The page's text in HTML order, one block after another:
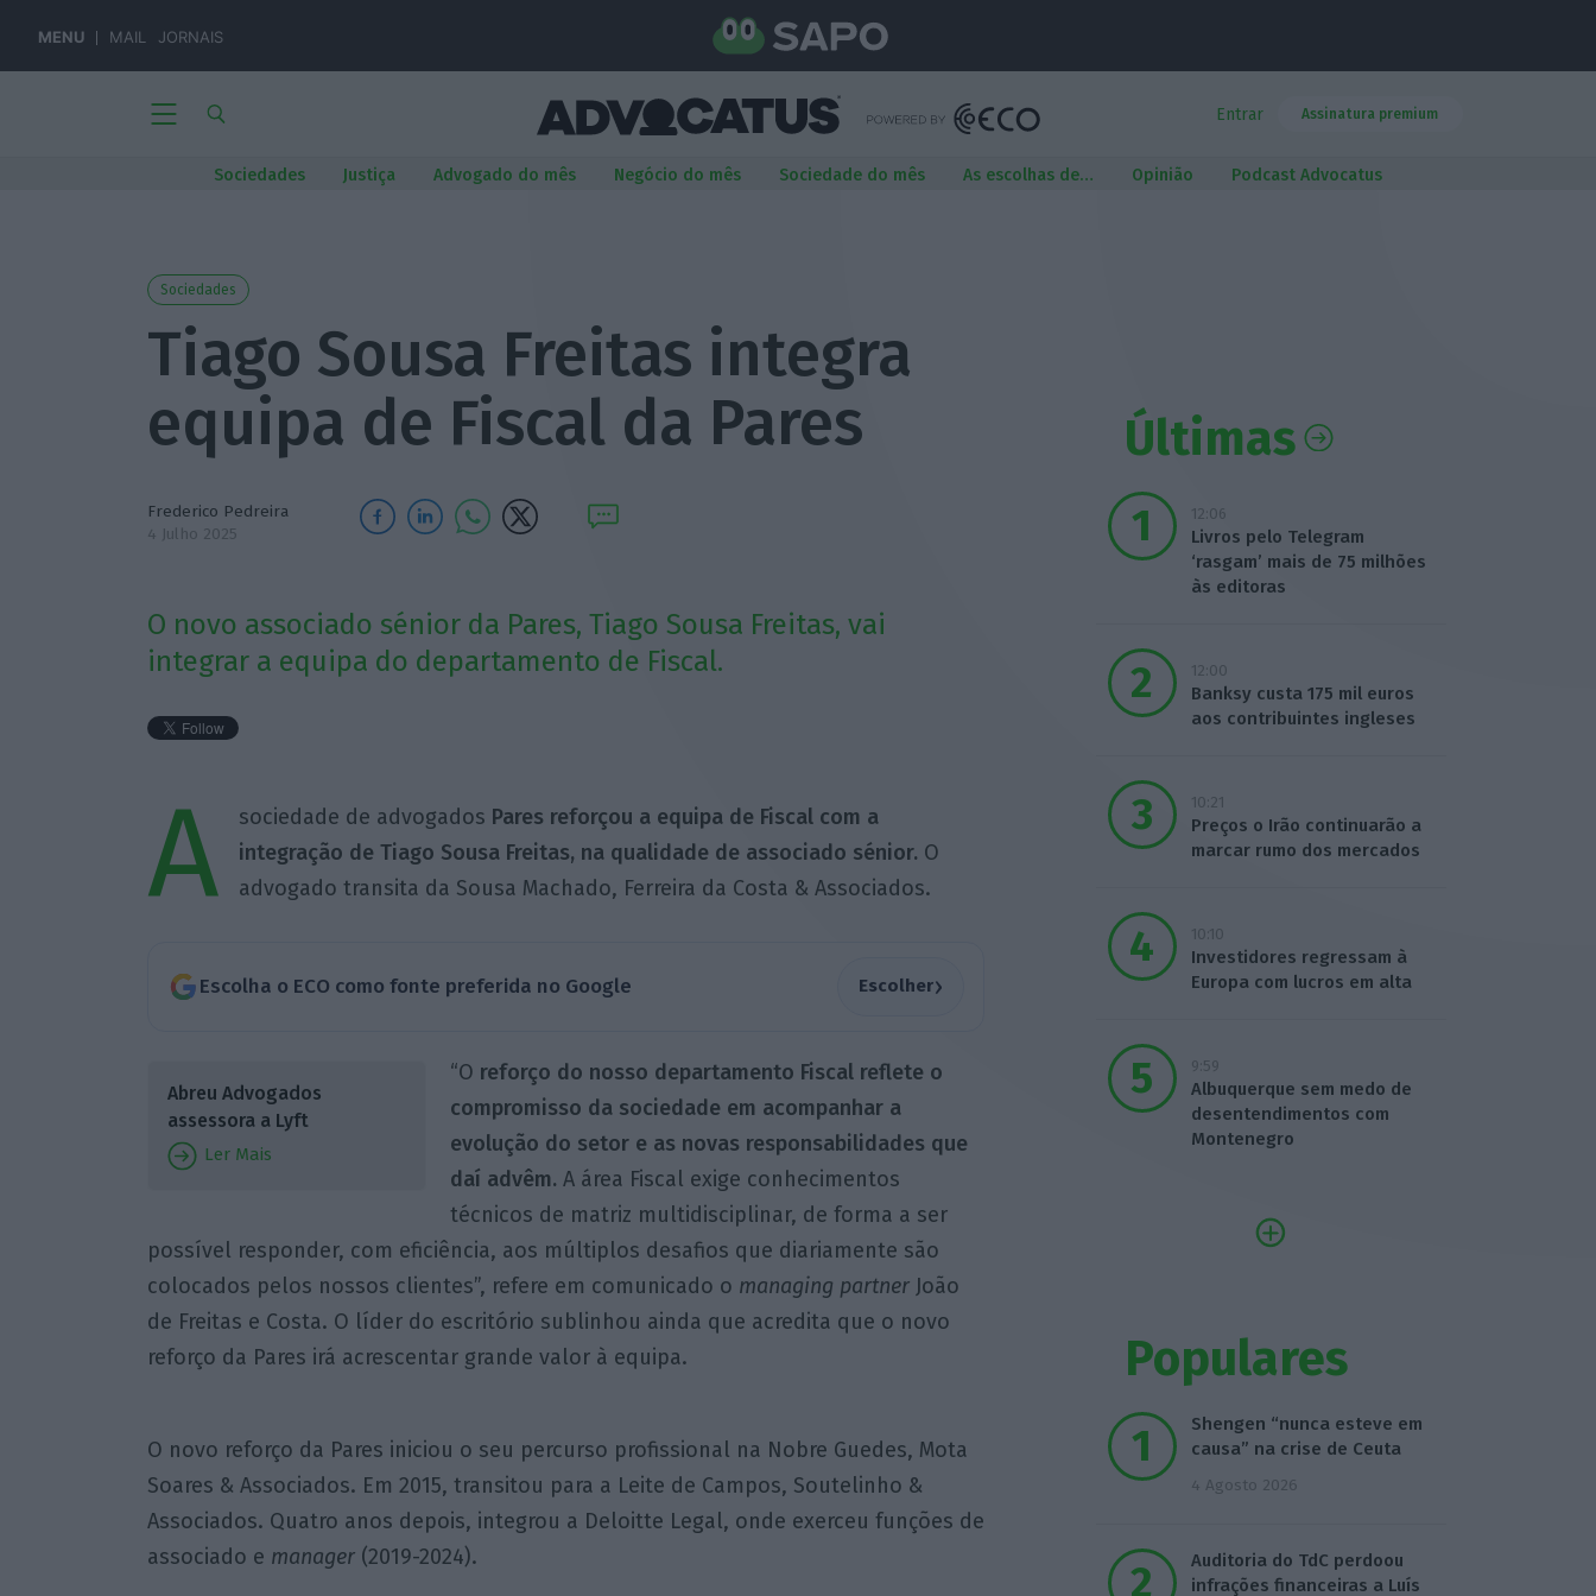
MENU MAIL JORNAIS
Entrar Assinatura premium
Sociedades Justiça Advogado do mês Negócio do mês Sociedade do mês As escolhas de… Opinião Podcast Advocatus
Sociedades
Tiago Sousa Freitas integra
equipa de Fiscal da Pares
Frederico Pedreira
4 Julho 2025
O novo associado sénior da Pares, Tiago Sousa Freitas, vai
integrar a equipa do departamento de Fiscal.
A sociedade de advogados Pares reforçou a equipa de Fiscal com a
integração de Tiago Sousa Freitas, na qualidade de associado sénior. O
advogado transita da Sousa Machado, Ferreira da Costa & Associados.
Escolha o ECO como fonte preferida no Google Escolher›
Abreu Advogados
assessora a Lyft
Ler Mais
“O reforço do nosso departamento Fiscal reflete o
compromisso da sociedade em acompanhar a
evolução do setor e as novas responsabilidades que
daí advêm. A área Fiscal exige conhecimentos
técnicos de matriz multidisciplinar, de forma a ser
possível responder, com eficiência, aos múltiplos desafios que diariamente são
colocados pelos nossos clientes”, refere em comunicado o managing partnerJoão
de Freitas e Costa. O líder do escritório sublinhou ainda que acredita que o novo
reforço da Pares irá acrescentar grande valor à equipa.
O novo reforço da Pares iniciou o seu percurso profissional na Nobre Guedes, Mota
Soares & Associados. Em 2015, transitou para a Leite de Campos, Soutelinho &
Associados. Quatro anos depois, integrou a Deloitte Legal, onde exerceu funções de
associado e manager(2019-2024).
Últimas
12:06
Livros pelo Telegram
‘rasgam’ mais de 75 milhões
às editoras
12:00
Banksy custa 175 mil euros
aos contribuintes ingleses
10:21
Preços o Irão continuarão a
marcar rumo dos mercados
10:10
Investidores regressam à
Europa com lucros em alta
9:59
Albuquerque sem medo de
desentendimentos com
Montenegro
Populares
Shengen “nunca esteve em
causa” na crise de Ceuta
4 Agosto 2026
Auditoria do TdC perdoou
infrações financeiras a Luís